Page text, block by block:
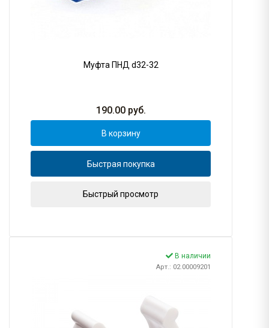
Муфта ПНД d32-32
190.00руб.
В корзину
Быстрая покупка
Быстрый просмотр
В наличии
Арт.: 02.00009201